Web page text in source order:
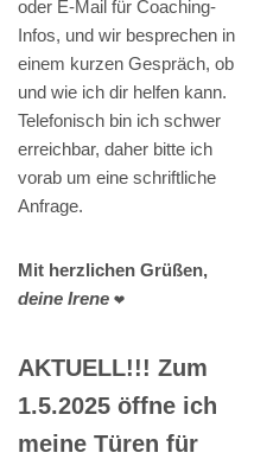
oder E-Mail für Coaching-
Infos, und wir besprechen in
einem kurzen Gespräch, ob
und wie ich dir helfen kann.
Telefonisch bin ich schwer
erreichbar, daher bitte ich
vorab um eine schriftliche
Anfrage.
Mit herzlichen Grüßen,
deine Irene ❤️
AKTUELL!!! Zum
1.5.2025 öffne ich
meine Türen für